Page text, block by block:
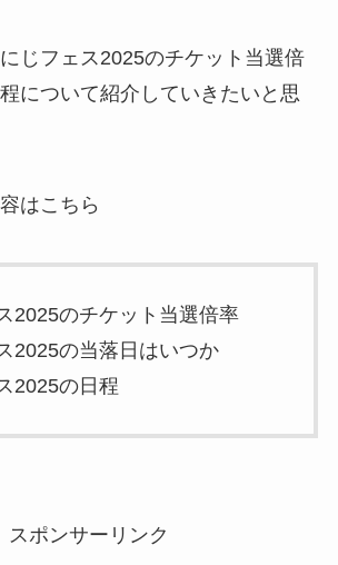
じフェス2025のチケット当選倍
について紹介していきたいと思
はこちら
2025のチケット当選倍率
2025の当落日はいつか
2025の日程
スポンサーリンク